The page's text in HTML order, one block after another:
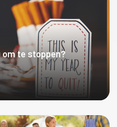
om te stoppen?
MEER